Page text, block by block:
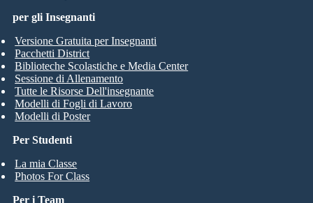
Per Studenti
La mia Classe
Photos For Class
per gli Insegnanti
Versione Gratuita per Insegnanti
Pacchetti District
Biblioteche Scolastiche e Media Center
Sessione di Allenamento
Tutte le Risorse Dell'insegnante
Modelli di Fogli di Lavoro
Modelli di Poster
Per i Team